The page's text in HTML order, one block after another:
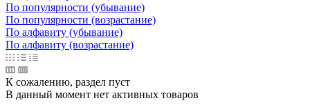
По популярности (убывание)
По популярности (возрастание)
По алфавиту (убывание)
По алфавиту (возрастание)
К сожалению, раздел пуст
В данный момент нет активных товаров